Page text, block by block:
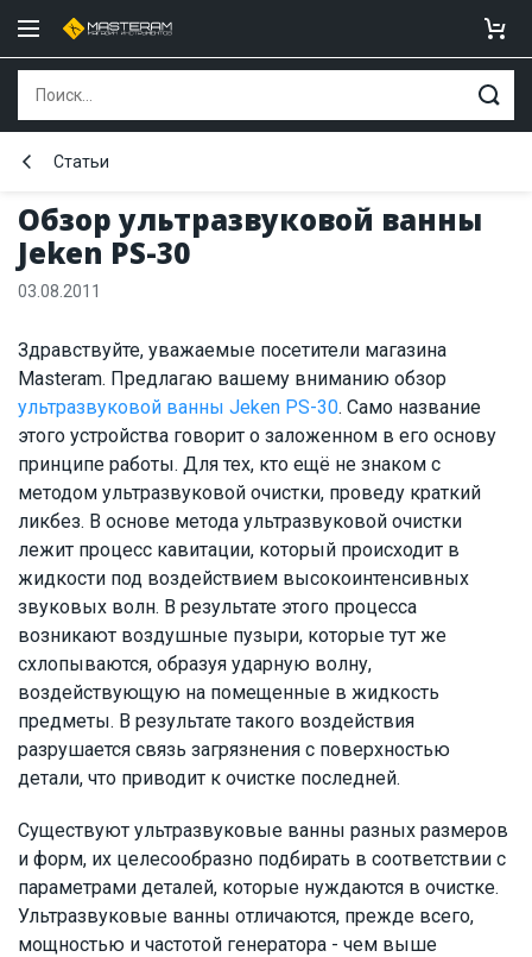
Обзор ультразвуковой ванны
Jeken PS-30
Статьи
03.08.2011
Здравствуйте, уважаемые посетители магазина
Masteram. Предлагаю вашему вниманию обзор
ультразвуковой ванны Jeken PS-30. Само название
этого устройства говорит о заложенном в его основу
принципе работы. Для тех, кто ещё не знаком с
методом ультразвуковой очистки, проведу краткий
ликбез. В основе метода ультразвуковой очистки
лежит процесс кавитации, который происходит в
жидкости под воздействием высокоинтенсивных
звуковых волн. В результате этого процесса
возникают воздушные пузыри, которые тут же
схлопываются, образуя ударную волну,
воздействующую на помещенные в жидкость
предметы. В результате такого воздействия
разрушается связь загрязнения с поверхностью
детали, что приводит к очистке последней.
Существуют ультразвуковые ванны разных размеров
и форм, их целесообразно подбирать в соответствии с
параметрами деталей, которые нуждаются в очистке.
Ультразвуковые ванны отличаются, прежде всего,
мощностью и частотой генератора - чем выше